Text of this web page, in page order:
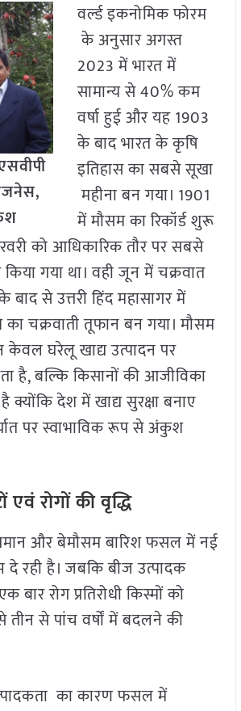
वर्ल्ड इकनोमिक फोरम
के अनुसार अगस्त
2023 में भारत में
सामान्य से 40% कम
वर्षा हुई और यह 1903
के बाद भारत के कृषि
इतिहास का सबसे सूखा
महीना बन गया। 1901
में मौसम का रिकॉर्ड शुरू
को आधिकारिक तौर पर सबसे
किया गया था। वही जून में चक्रवात
बाद से उत्तरी हिंद महासागर में
चक्रवाती तूफान बन गया। मौसम
घरेलू खाद्य उत्पादन पर
है, बल्कि किसानों की आजीविका
है क्योंकि देश में खाद्य सुरक्षा बनाए
पर स्वाभाविक रूप से अंकुश
रोगों की वृद्धि
और बेमौसम बारिश फसल में नई
दे रही है। जबकि बीज उत्पादक
रोग प्रतिरोधी किस्मों को
से पांच वर्षों में बदलने की
का कारण फसल में